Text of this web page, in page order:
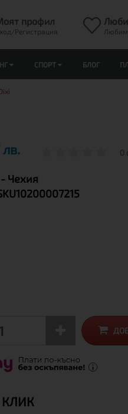
профил
Регистрация
СПОРТ БЛОГ
лв. 0
- Чехия
КЛИК